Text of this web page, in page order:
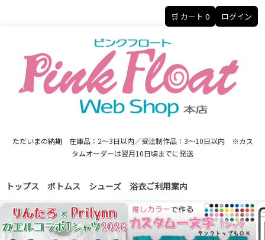
ただいまの納期 在庫品：2～3日以内／受注制作品：3～10日以内 ※カス
タムオーダーは翌月10日頃までに発送
トップス ボトムス シューズ 浴衣ご利用案内
🛒 カート 0 ログイン